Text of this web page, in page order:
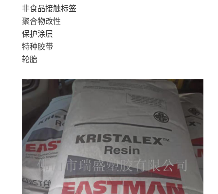
非食品接触标签
聚合物改性
保护涂层
特种胶带
轮胎